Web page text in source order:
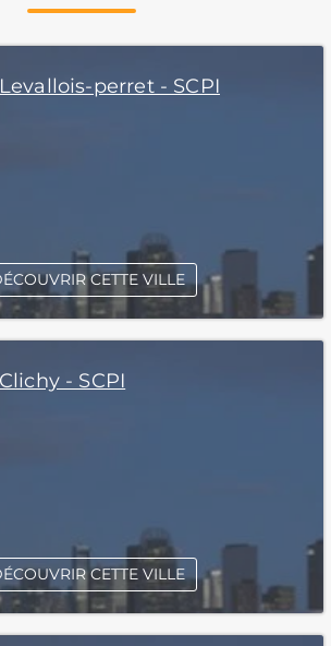
perret - SCPI
CETTE VILLE
- SCPI
CETTE VILLE